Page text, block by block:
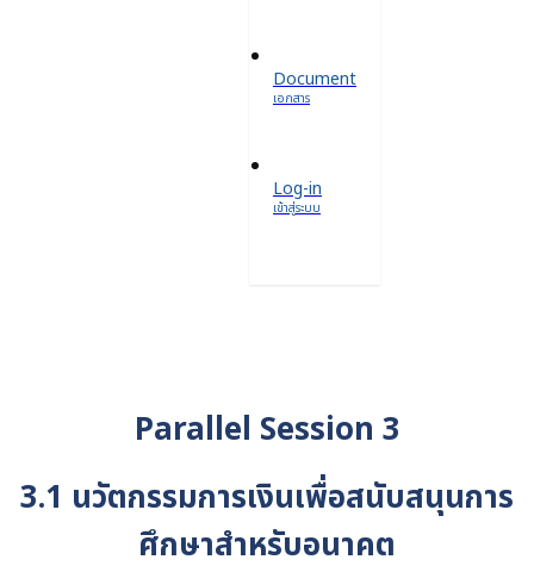
Document
เอกสาร
Log-in
เข้าสู่ระบบ
Parallel Session 3
3.1 นวัตกรรมการเงินเพื่อสนับสนุนการ
ศึกษาสำหรับอนาคต